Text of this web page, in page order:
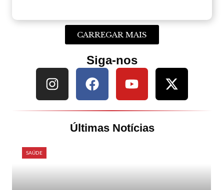
CARREGAR MAIS
Siga-nos
Últimas Notícias
SAÚDE